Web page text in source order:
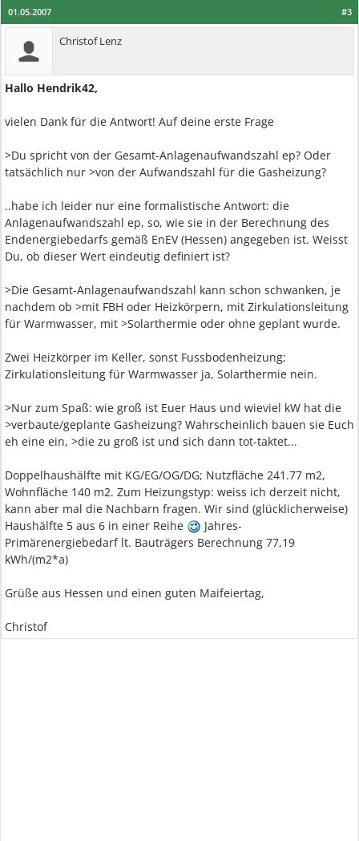
#3
01.05.2007
Christof Lenz
Hallo Hendrik42,
vielen Dank für die Antwort! Auf deine erste Frage
>Du spricht von der Gesamt-Anlagenaufwandszahl ep? Oder
tatsächlich nur >von der Aufwandszahl für die Gasheizung?
..habe ich leider nur eine formalistische Antwort: die
Anlagenaufwandszahl ep, so, wie sie in der Berechnung des
Endenergiebedarfs gemäß EnEV (Hessen) angegeben ist. Weisst
Du, ob dieser Wert eindeutig definiert ist?
>Die Gesamt-Anlagenaufwandszahl kann schon schwanken, je
nachdem ob >mit FBH oder Heizkörpern, mit Zirkulationsleitung
für Warmwasser, mit >Solarthermie oder ohne geplant wurde.
Zwei Heizkörper im Keller, sonst Fussbodenheizung;
Zirkulationsleitung für Warmwasser ja, Solarthermie nein.
>Nur zum Spaß: wie groß ist Euer Haus und wieviel kW hat die
>verbaute/geplante Gasheizung? Wahrscheinlich bauen sie Euch
eh eine ein, >die zu groß ist und sich dann tot-taktet...
Doppelhaushälfte mit KG/EG/OG/DG; Nutzfläche 241.77 m2,
Wohnfläche 140 m2. Zum Heizungstyp: weiss ich derzeit nicht,
kann aber mal die Nachbarn fragen. Wir sind (glücklicherweise)
Haushälfte 5 aus 6 in einer Reihe
Jahres-
Primärenergiebedarf lt. Bauträgers Berechnung 77,19
kWh/(m2*a)
Grüße aus Hessen und einen guten Maifeiertag,
Christof